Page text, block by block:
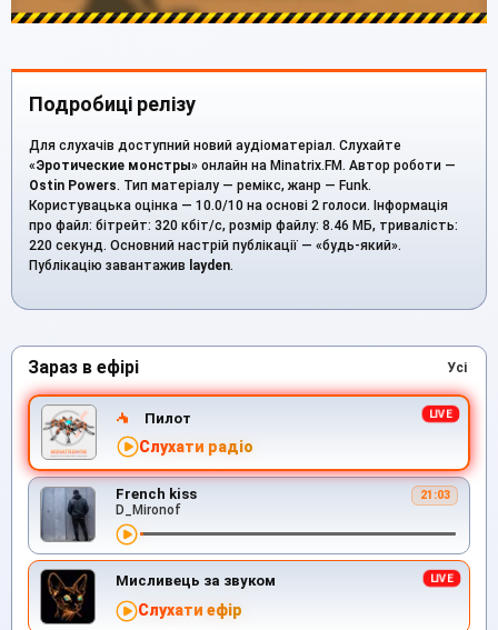
Подробиці релізу
Для слухачів доступний новий аудіоматеріал. Слухайте
«Эротические монстры» онлайн на Minatrix.FM. Автор роботи —
Ostin Powers. Тип матеріалу — ремікс, жанр — Funk.
Користувацька оцінка — 10.0/10 на основі 2 голоси. Інформація
про файл: бітрейт: 320 кбіт/с, розмір файлу: 8.46 МБ, тривалість:
220 секунд. Основний настрій публікації — «будь-який».
Публікацію завантажив layden.
Зараз в ефірі Усі
Пилот
Слухати радіо
French kiss 21:03
D_Mironof
Мисливець за звуком
Слухати ефір